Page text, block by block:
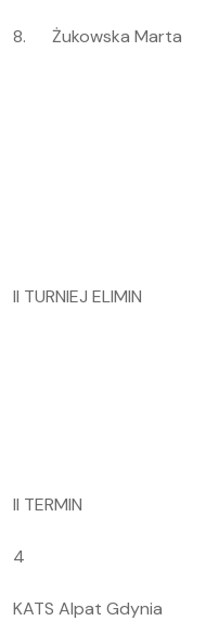
8. Żukowska Marta
II TURNIEJ ELIMIN
II TERMIN
4
KATS Alpat Gdynia